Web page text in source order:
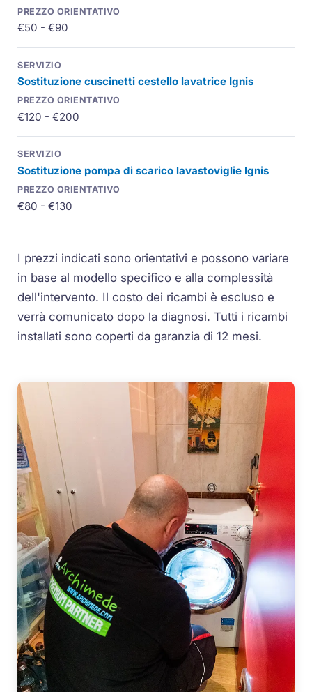
€50 - €90
Sostituzione cuscinetti cestello lavatrice Ignis
€120 - €200
Sostituzione pompa di scarico lavastoviglie Ignis
€80 - €130
I prezzi indicati sono orientativi e possono variare
in base al modello specifico e alla complessità
dell'intervento. Il costo dei ricambi è escluso e
verrà comunicato dopo la diagnosi. Tutti i ricambi
installati sono coperti da garanzia di 12 mesi.